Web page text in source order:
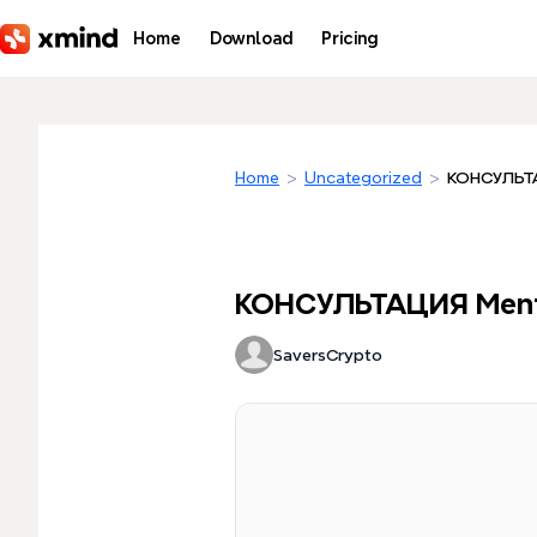
Home Download Pricing
Home > Uncategorized >
КОНСУЛЬТАЦИЯ
SaversCrypto